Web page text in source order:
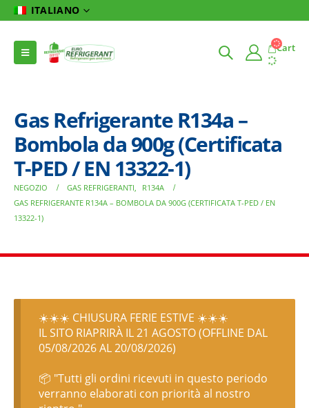
ITALIANO
Cart
Gas Refrigerante R134a –
Bombola da 900g (Certificata
T-PED / EN 13322-1)
NEGOZIO GAS REFRIGERANTI,
R134A
GAS REFRIGERANTE R134A – BOMBOLA DA 900G (CERTIFICATA T-PED / EN
13322-1)
☀️☀️☀️ CHIUSURA FERIE ESTIVE ☀️☀️☀️
IL SITO RIAPRIRÀ IL 21 AGOSTO (OFFLINE DAL
05/08/2026 AL 20/08/2026)
📦 "Tutti gli ordini ricevuti in questo periodo
verranno elaborati con priorità al nostro